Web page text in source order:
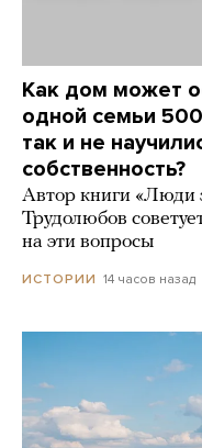
Как дом может
одной семьи
так и не
собственность?
Автор книги «Люди
Трудолюбов
на эти вопросы
ИСТОРИИ 14 часов назад